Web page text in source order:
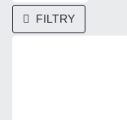
FILTRY